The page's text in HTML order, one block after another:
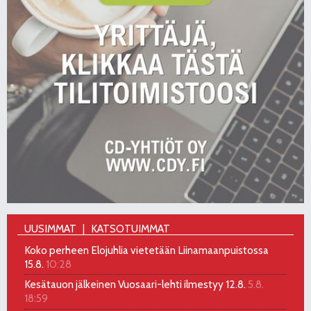
UUSIMMAT
KATSOTUIMMAT
Koko perheen Elojuhlia vietetään Liinamaanpuistossa
15.8. 10:28
Kesätauon jälkeinen Vuosaari-lehti ilmestyy 12.8. 5.8.
18:59